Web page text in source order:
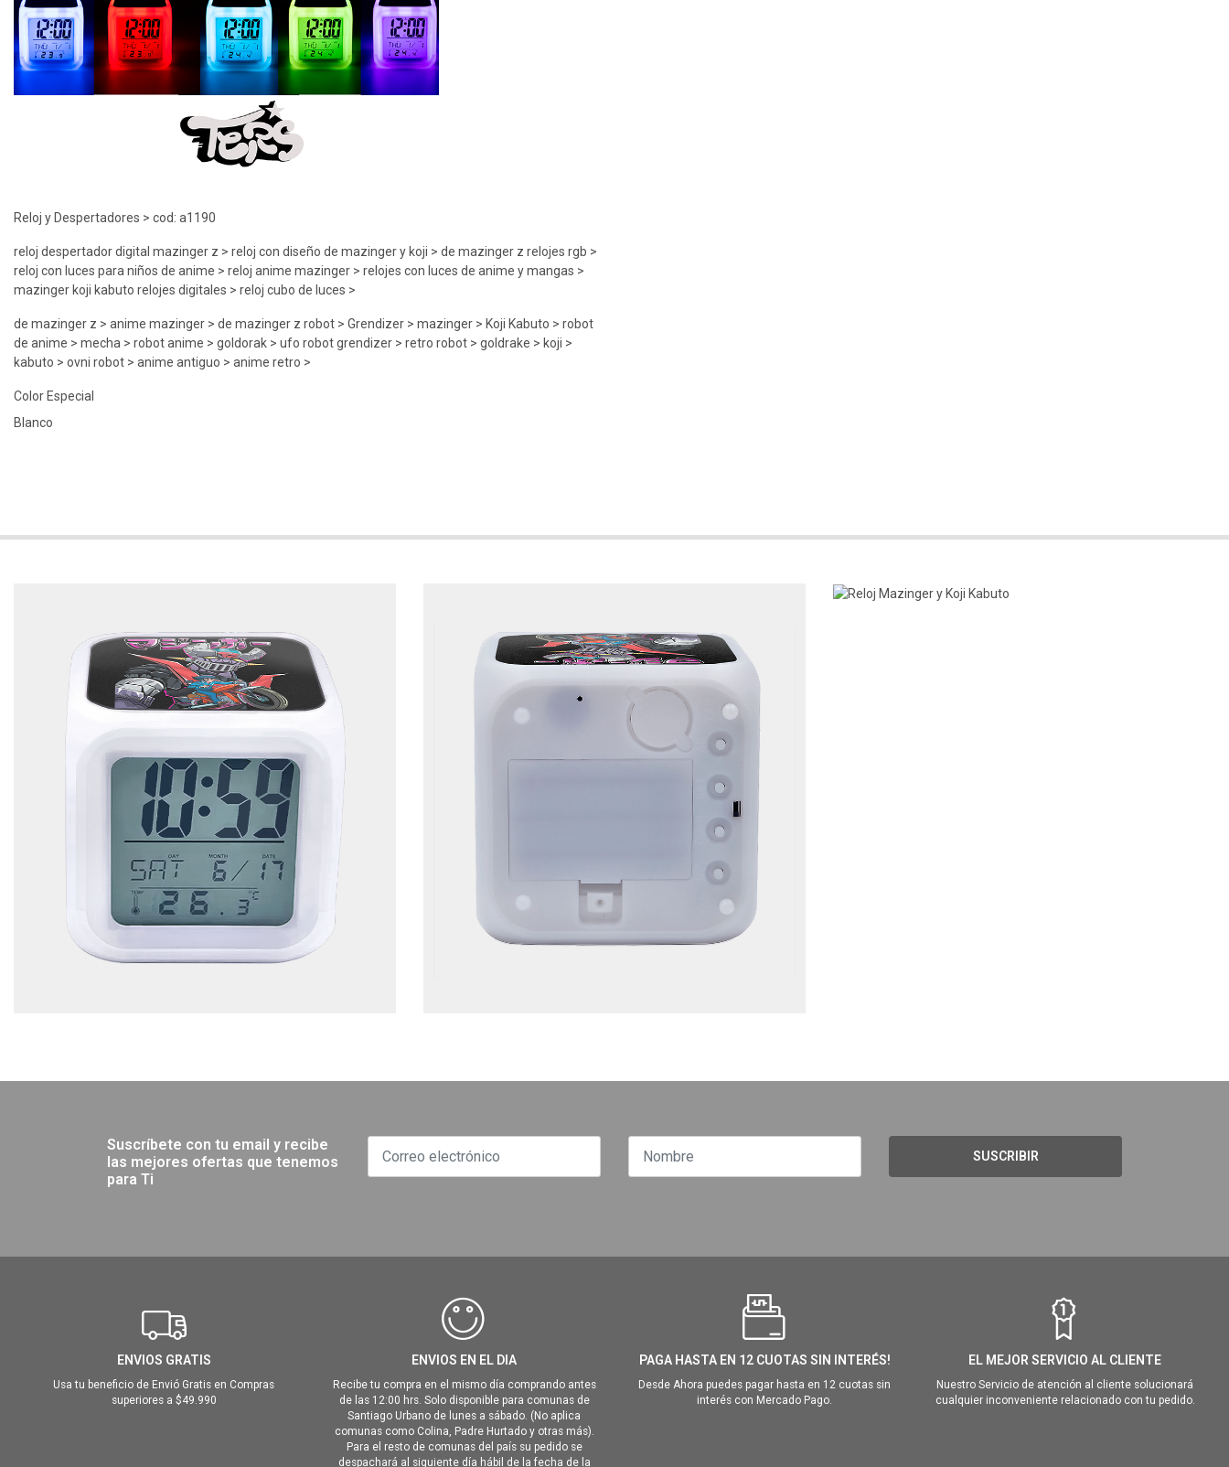
Reloj y Despertadores > cod: a1190
reloj despertador digital mazinger z > reloj con diseño de mazinger y koji > de mazinger z relojes rgb >
reloj con luces para niños de anime > reloj anime mazinger > relojes con luces de anime y mangas >
mazinger koji kabuto relojes digitales > reloj cubo de luces >
de mazinger z > anime mazinger > de mazinger z robot > Grendizer > mazinger > Koji Kabuto > robot
de anime > mecha > robot anime > goldorak > ufo robot grendizer > retro robot > goldrake > koji >
kabuto > ovni robot > anime antiguo > anime retro >
Color Especial
Blanco
Suscríbete con tu email y recibe
las mejores ofertas que tenemos
para Ti
SUSCRIBIR
ENVIOS GRATIS
Usa tu beneficio de Envió Gratis en Compras
superiores a $49.990
ENVIOS EN EL DIA
Recibe tu compra en el mismo día comprando antes
de las 12:00 hrs. Solo disponible para comunas de
Santiago Urbano de lunes a sábado. (No aplica
comunas como Colina, Padre Hurtado y otras más).
Para el resto de comunas del país su pedido se
despachará al siguiente día hábil de la fecha de la
PAGA HASTA EN 12 CUOTAS SIN INTERÉS!
Desde Ahora puedes pagar hasta en 12 cuotas sin
interés con Mercado Pago.
EL MEJOR SERVICIO AL CLIENTE
Nuestro Servicio de atención al cliente solucionará
cualquier inconveniente relacionado con tu pedido.